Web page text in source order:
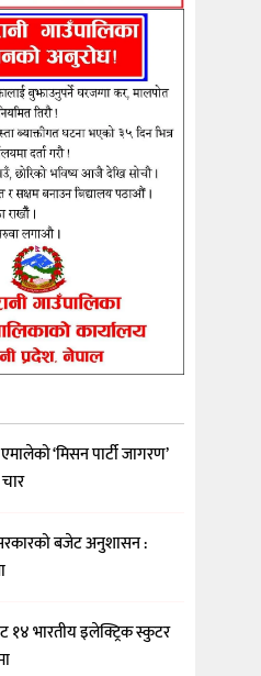
‘मिसन पार्टी जागरण’
बजेट अनुशासन :
१४ भारतीय इलेक्ट्रिक स्कुटर